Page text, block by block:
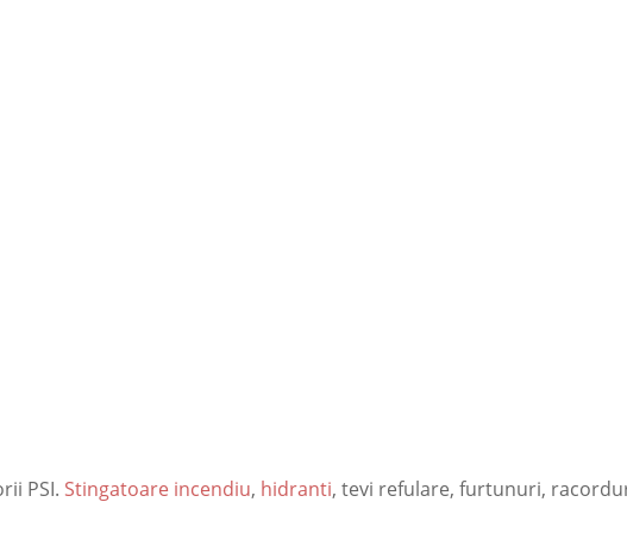
PSI. Stingatoare incendiu, hidranti, tevi refulare, furtunuri,